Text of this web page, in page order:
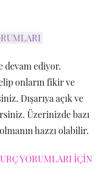
devam ediyor.
onların fikir ve
Dışarıya açık ve
Üzerinizde bazı
hazzı olabilir.
YORUMLARI İÇİN